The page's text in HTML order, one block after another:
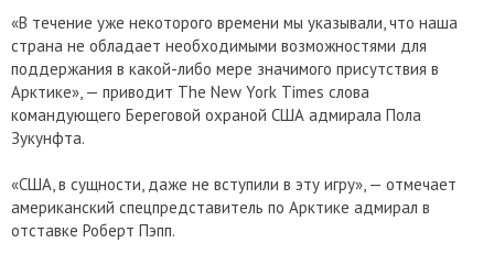
«В течение уже некоторого времени мы указывали, что наша
страна не обладает необходимыми возможностями для
поддержания в какой-либо мере значимого присутствия в
Арктике», — приводит The New York Times слова
командующего Береговой охраной США адмирала Пола
Зукунфта.
«США, в сущности, даже не вступили в эту игру», — отмечает
американский спецпредставитель по Арктике адмирал в
отставке Роберт Пэпп.